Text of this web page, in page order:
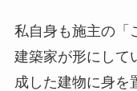
私自身も施主の「
建築家が形にして
成した建物に身を